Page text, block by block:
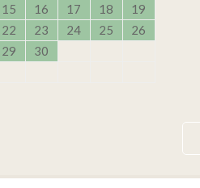
15 16 17 18
19
22 23 24 25
26
29 30